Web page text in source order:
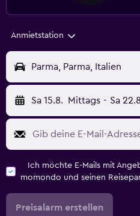
Anmietstation
Parma, Parma, Italien
Sa 15.8. Mittags - Sa
Ich möchte E-Mails mit
momondo und seinen
Preisalarm erstellen